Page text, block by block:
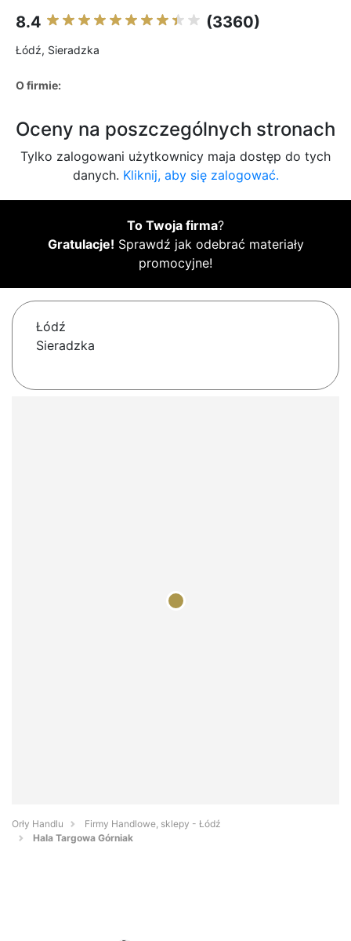
8.4 (3360)
Łódź, Sieradzka
O firmie:
Oceny na poszczególnych stronach
Tylko zalogowani użytkownicy maja dostęp do tych
danych. Kliknij, aby się zalogować.
To Twoja firma?
Gratulacje! Sprawdź jak odebrać materiały
promocyjne!
Łódź
Sieradzka
Orły Handlu
Firmy Handlowe, sklepy - Łódź
Hala Targowa Górniak